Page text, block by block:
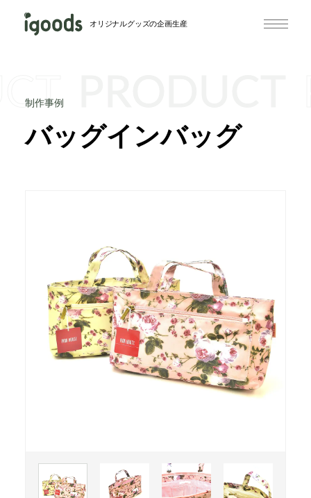
オリジナルグッズの企画生産
バッグインバッグ
制作事例